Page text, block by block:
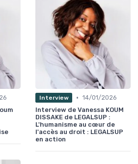
Interview • 14/01/2026
Interview de Vanessa KOUM
DISSAKE de LEGALSUP :
L'humanisme au cœur de
l'accès au droit : LEGALSUP
en action